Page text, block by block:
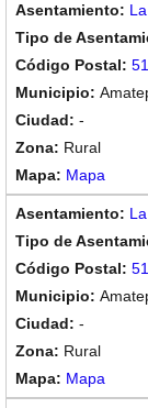
-
Rural
Mapa
-
Rural
Mapa